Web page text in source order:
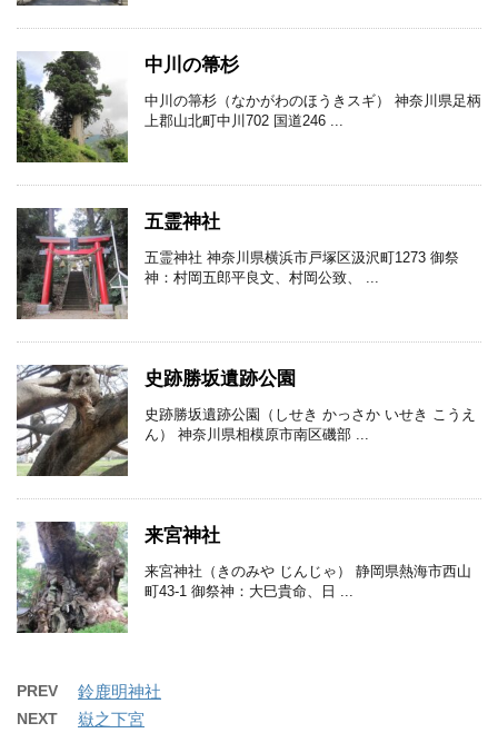
中川の箒杉
中川の箒杉（なかがわのほうきスギ） 神奈川県足柄
上郡山北町中川702 国道246 ...
五霊神社
五霊神社 神奈川県横浜市戸塚区汲沢町1273 御祭
神：村岡五郎平良文、村岡公致、 ...
史跡勝坂遺跡公園
史跡勝坂遺跡公園（しせき かっさか いせき こうえ
ん） 神奈川県相模原市南区磯部 ...
来宮神社
来宮神社（きのみや じんじゃ） 静岡県熱海市西山
町43-1 御祭神：大巳貴命、日 ...
PREV 鈴鹿明神社
NEXT 嶽之下宮